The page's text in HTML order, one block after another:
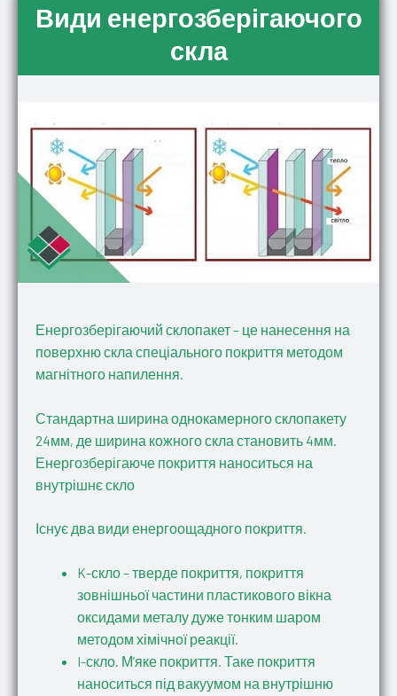
Види енергозберігаючого
скла
Енергозберігаючий склопакет – це нанесення на
поверхню скла спеціального покриття методом
магнітного напилення.
Стандартна ширина однокамерного склопакету
24мм, де ширина кожного скла становить 4мм.
Енергозберігаюче покриття наноситься на
внутрішнє скло
Існує два види енергоощадного покриття.
K-скло – тверде покриття, покриття
зовнішньої частини пластикового вікна
оксидами металу дуже тонким шаром
методом хімічної реакції.
I-скло. М’яке покриття. Таке покриття
наноситься під вакуумом на внутрішню